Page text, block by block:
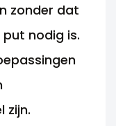
zonder dat
nodig is.
zijn.